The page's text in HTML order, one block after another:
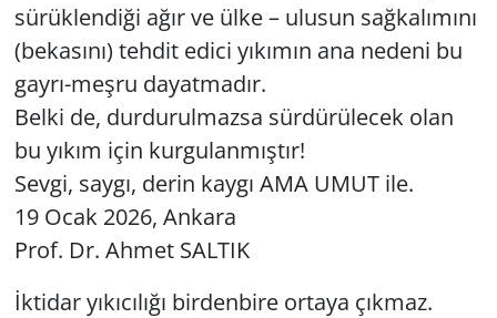
sü­rük­len­di­ği ağır ve ülke – ulu­sun sağ­ka­lı­mı­nı
(be­ka­sı­nı) teh­dit edici yı­kı­mın ana ne­de­ni bu
gay­rı-meş­ru da­yat­ma­dır.
Belki de, dur­du­rul­maz­sa sür­dü­rü­lecek olan
bu yıkım için kur­gu­lan­mış­tır!
Sevgi, saygı, derin kaygı AMA UMUT ile.
19 Ocak 2026, An­ka­ra
Prof. Dr. Ahmet SAL­TIK
İkti­dar yı­kı­cı­lı­ğı bir­den­bi­re or­ta­ya çık­maz.